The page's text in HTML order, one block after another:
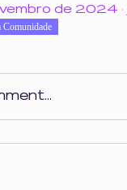
de 2024 ·
Comunidade